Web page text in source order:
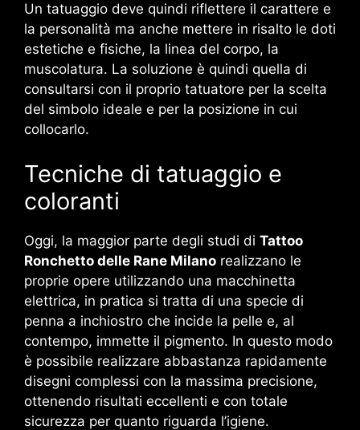
Un tatuaggio deve quindi riflettere il carattere e
la personalità ma anche mettere in risalto le doti
estetiche e fisiche, la linea del corpo, la
muscolatura. La soluzione è quindi quella di
consultarsi con il proprio tatuatore per la scelta
del simbolo ideale e per la posizione in cui
collocarlo.
Tecniche di tatuaggio e
coloranti
Oggi, la maggior parte degli studi di Tattoo
Ronchetto delle Rane Milano realizzano le
proprie opere utilizzando una macchinetta
elettrica, in pratica si tratta di una specie di
penna a inchiostro che incide la pelle e, al
contempo, immette il pigmento. In questo modo
è possibile realizzare abbastanza rapidamente
disegni complessi con la massima precisione,
ottenendo risultati eccellenti e con totale
sicurezza per quanto riguarda l’igiene.